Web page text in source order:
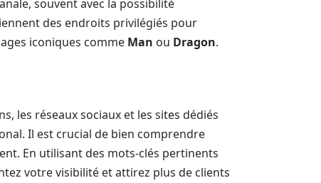
souvent avec la possibilité
des endroits privilégiés pour
iconiques comme Man ou Dragon.
les réseaux sociaux et les sites dédiés
Il est crucial de bien comprendre
En utilisant des mots-clés pertinents
votre visibilité et attirez plus de clients